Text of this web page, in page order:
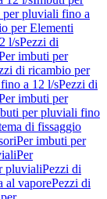
pluviali fino a
per Elementi
l/sPezzi di
imbuti per
di ricambio per
a 12 l/sPezzi di
imbuti per
per pluviali fino
di fissaggio
Per imbuti per
Per
pluvialiPezzi di
al vaporePezzi di